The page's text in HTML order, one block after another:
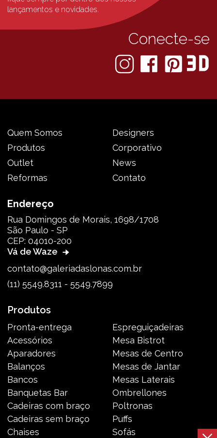
lançamentos e novidades.
Conecte-se
Quem Somos
Produtos
Outlet
Reformas
Designers
Corporativo
News
Contato
Endereço
Rua Domingos de Morais, 1698/1708
São Paulo - SP
CEP: 04010-200
Vá de Waze
contato@galeriadaslonas.com.br
(11) 5549.8311 - 5549.7899
Produtos
Pronta-entrega
Acessórios
Aparadores
Balanços
Bancos
Banquetas Bar
Cadeiras com braço
Cadeiras sem braço
Chaises
Espreguiçadeiras
Mesa Bistrot
Mesas de Centro
Mesas de Jantar
Mesas Laterais
Ombrellones
Poltronas
Puffs
Sofás